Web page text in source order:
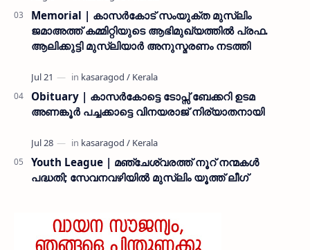
Memorial | കാസർകോട് സംയുക്ത മുസ്ലിം
ജമാഅത്ത് കമ്മിറ്റിയുടെ ആഭിമുഖ്യത്തിൽ പ്രഫ.
ആലിക്കുട്ടി മുസ്ലിയാർ അനുസ്മരണം നടത്തി
Obituary | കാസർകോട്ടെ ടോപ്സ് ബേക്കറി ഉടമ
അണങ്കൂർ പച്ചക്കാട്ടെ വിനയരാജ് നിര്യാതനായി
Youth League | മഞ്ചേശ്വരത്ത് നൂറ് നന്മകൾ
പദ്ധതി; സേവനവഴിയിൽ മുസ്ലിം യൂത്ത് ലീഗ്